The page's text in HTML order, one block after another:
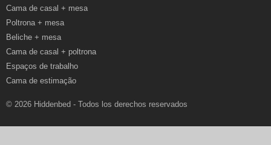
Cama de casal + mesa
Poltrona + mesa
Beliche + mesa
Cama de casal + poltrona
Espaços de trabalho
Cama de estimação
© 2026 Hiddenbed - Todos los derechos reservados